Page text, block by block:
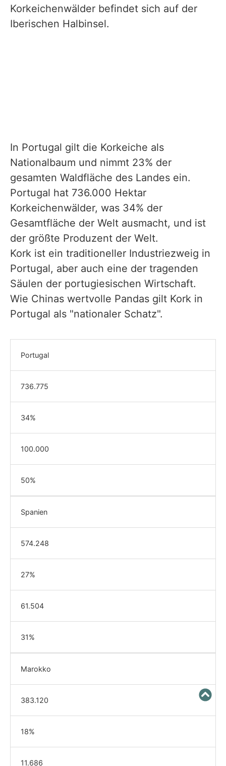
Korkeichenwälder befindet sich auf der
Iberischen Halbinsel.
In Portugal gilt die Korkeiche als
Nationalbaum und nimmt 23% der
gesamten Waldfläche des Landes ein.
Portugal hat 736.000 Hektar
Korkeichenwälder, was 34% der
Gesamtfläche der Welt ausmacht, und ist
der größte Produzent der Welt.
Kork ist ein traditioneller Industriezweig in
Portugal, aber auch eine der tragenden
Säulen der portugiesischen Wirtschaft.
Wie Chinas wertvolle Pandas gilt Kork in
Portugal als "nationaler Schatz".
Portugal
736.775
34%
100.000
50%
Spanien
574.248
27%
61.504
31%
Marokko
383.120
18%
11.686